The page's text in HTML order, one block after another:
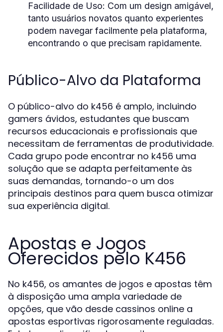
Facilidade de Uso: Com um design amigável,
tanto usuários novatos quanto experientes
podem navegar facilmente pela plataforma,
encontrando o que precisam rapidamente.
Público-Alvo da Plataforma
O público-alvo do k456 é amplo, incluindo
gamers ávidos, estudantes que buscam
recursos educacionais e profissionais que
necessitam de ferramentas de produtividade.
Cada grupo pode encontrar no k456 uma
solução que se adapta perfeitamente às
suas demandas, tornando-o um dos
principais destinos para quem busca otimizar
sua experiência digital.
Apostas e Jogos
Oferecidos pelo K456
No k456, os amantes de jogos e apostas têm
à disposição uma ampla variedade de
opções, que vão desde cassinos online a
apostas esportivas rigorosamente reguladas.